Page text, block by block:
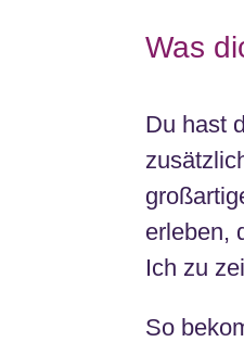
Was
Du hast
erleben,
Ich zu
So